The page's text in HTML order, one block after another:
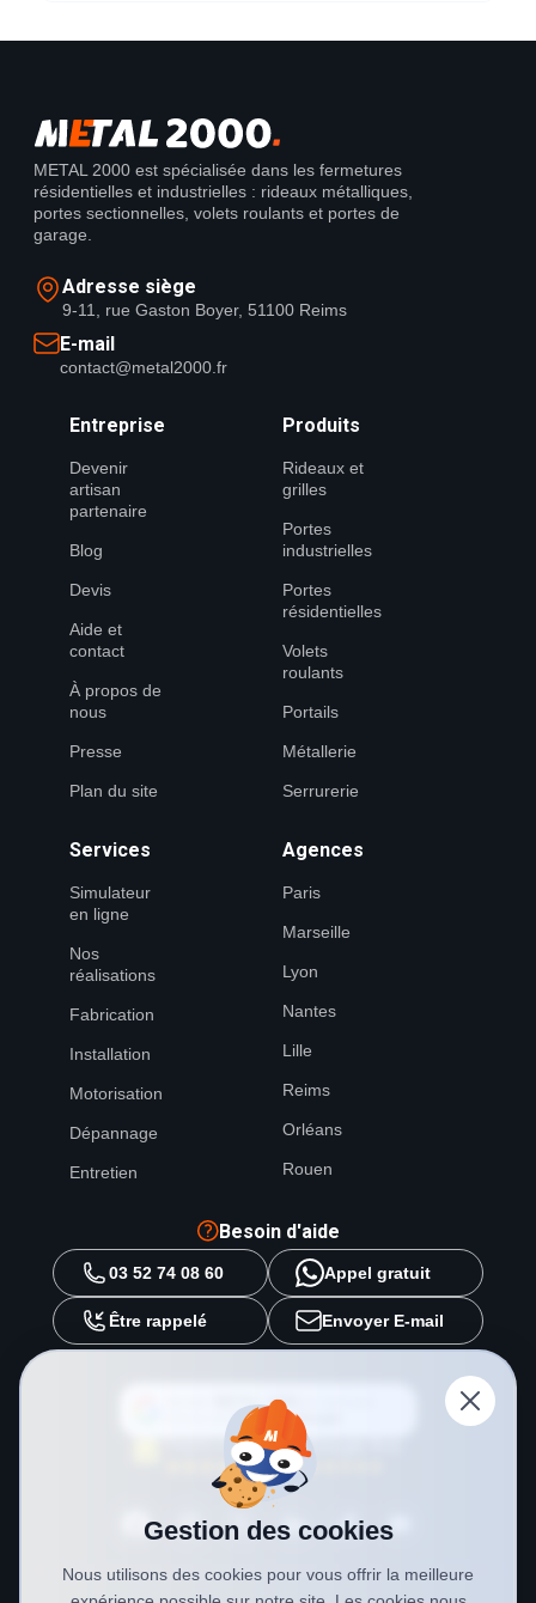
METAL 2000 est spécialisée dans les fermetures
résidentielles et industrielles : rideaux métalliques,
portes sectionnelles, volets roulants et portes de
garage.
Adresse siège
9-11, rue Gaston Boyer, 51100 Reims
E-mail
contact@metal2000.fr
Entreprise
Devenir
artisan
partenaire
Blog
Devis
Aide et
contact
À propos de
nous
Presse
Plan du site
Produits
Rideaux et
grilles
Portes
industrielles
Portes
résidentielles
Volets
roulants
Portails
Métallerie
Serrurerie
Services
Simulateur
en ligne
Nos
réalisations
Fabrication
Installation
Motorisation
Dépannage
Entretien
Agences
Paris
Marseille
Lyon
Nantes
Lille
Reims
Orléans
Rouen
Besoin d'aide
03 52 74 08 60 Appel gratuit
Être rappelé Envoyer E-mail
METAL 2000
source préférée surGoogle
Gestion des cookies
Nous utilisons des cookies pour vous offrir la meilleure